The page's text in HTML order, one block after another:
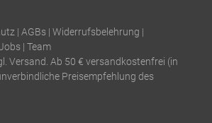
| AGBs | Widerrufsbelehrung |
| Team
Versand. Ab 50 € versandkostenfrei (in
Preisempfehlung des